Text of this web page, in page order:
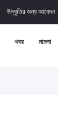
উদ্ধৃতির জন্য আবেদন
খবর মামলা